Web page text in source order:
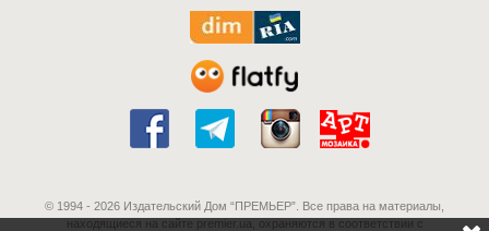
© 1994 - 2026 Издательский Дом “ПРЕМЬЕР”. Все права на материалы,
находящиеся на сайте premier.ua, охраняются в соответствии с